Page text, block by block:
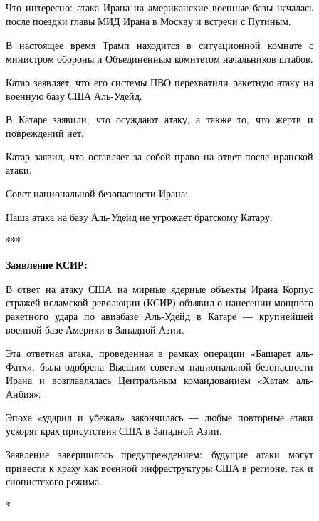
Что интересно: атака Ирана на американские военные базы началась
после поездки главы МИД Ирана в Москву и встречи с Путиным.
В настоящее время Трамп находится в ситуационной комнате с
министром обороны и Объединенным комитетом начальников штабов.
Катар заявляет, что его системы ПВО перехватили ракетную атаку на
военную базу США Аль-Удейд.
В Катаре заявили, что осуждают атаку, а также то, что жертв и
повреждений нет.
Катар заявил, что оставляет за собой право на ответ после иранской
атаки.
Совет национальной безопасности Ирана:
Наша атака на базу Аль-Удейд не угрожает братскому Катару.
***
Заявление КСИР:
В ответ на атаку США на мирные ядерные объекты Ирана Корпус
стражей исламской революции (КСИР) объявил о нанесении мощного
ракетного удара по авиабазе Аль-Удейд в Катаре — крупнейшей
военной базе Америки в Западной Азии.
Эта ответная атака, проведенная в рамках операции «Башарат аль-
Фатх», была одобрена Высшим советом национальной безопасности
Ирана и возглавлялась Центральным командованием «Хатам аль-
Анбия».
Эпоха «ударил и убежал» закончилась — любые повторные атаки
ускорят крах присутствия США в Западной Азии.
Заявление завершилось предупреждением: будущие атаки могут
привести к краху как военной инфраструктуры США в регионе, так и
сионистского режима.
*